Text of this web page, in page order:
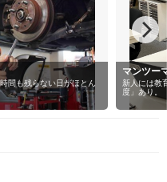
間も残らない日がほとん
マンツー
新人には教
度」あり。